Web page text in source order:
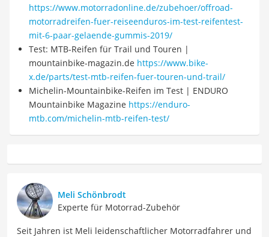
https://www.motorradonline.de/zubehoer/offroad-
motorradreifen-fuer-reiseenduros-im-test-reifentest-
mit-6-paar-gelaende-gummis-2019/
Test: MTB-Reifen für Trail und Touren |
mountainbike-magazin.de https://www.bike-
x.de/parts/test-mtb-reifen-fuer-touren-und-trail/
Michelin-Mountainbike-Reifen im Test | ENDURO
Mountainbike Magazine https://enduro-
mtb.com/michelin-mtb-reifen-test/
Meli Schönbrodt
Experte für Motorrad-Zubehör
Seit Jahren ist Meli leidenschaftlicher Motorradfahrer und